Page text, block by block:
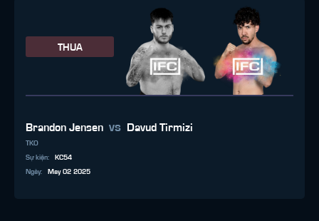
THUA
Brandon Jensen vs Davud Tirmizi
TKO
Sự kiện:
KC54
Ngày: May 02 2025